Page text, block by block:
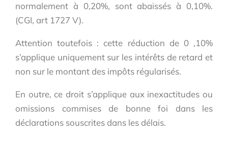
normalement à 0,20%, sont abaissés à 0,10%.
(CGI, art 1727 V).
Attention toutefois : cette réduction de 0 ,10%
s’applique uniquement sur les intérêts de retard et
non sur le montant des impôts régularisés.
En outre, ce droit s’applique aux inexactitudes ou
omissions commises de bonne foi dans les
déclarations souscrites dans les délais.